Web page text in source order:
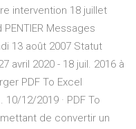
intervention 18 juillet
PENTIER Messages
13 août 2007 Statut
avril 2020 - 18 juil. 2016 à
PDF To Excel
12/2019 · PDF To
de convertir un